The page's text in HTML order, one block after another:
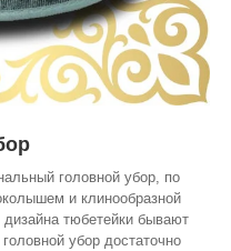
головной убор, по
и клинообразной
тюбетейки бывают
убор достаточно